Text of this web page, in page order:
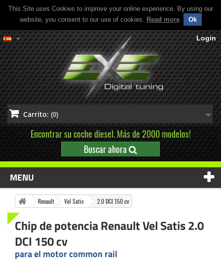
This Site uses Cookies to improve your online experience. By using our
website, you consent to our use of cookies. Read more. Ok
Login
Carrito: (0)
Encontrar su coche diesel. Más de 2000 modelos!
Buscar ahora
MENU
Renault Vel Satis 2.0 DCI 150 cv
Chip de potencia Renault Vel Satis 2.0
DCI 150 cv
para el motor common rail